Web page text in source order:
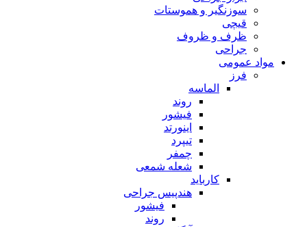
سوزنگیر و هموستات
قیچی
ظرف و ظروف
جراحی
مواد عمومی
فرز
الماسه
روند
فیشور
اینورتد
تیپرد
چمفر
شعله شمعی
کارباید
هندپیس جراحی
فیشور
روند